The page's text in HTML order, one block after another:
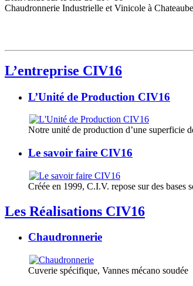
Chaudronnerie Industrielle et Vinicole à
L’entreprise CIV16
L’Unité de Production CIV16
Notre unité de production d’une superficie
Le savoir faire CIV16
Créée en 1999, C.I.V. repose sur des bases
Les Réalisations CIV16
Chaudronnerie
Cuverie spécifique, Vannes mécano soudée